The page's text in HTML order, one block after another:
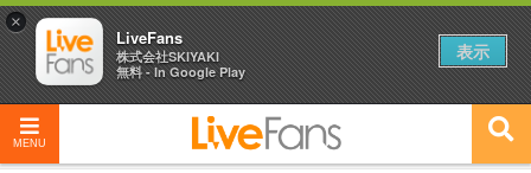
MENU
2026
04/27
×
LiveFans
株式会社SKIYAKI
無料 - In Google Play
表示